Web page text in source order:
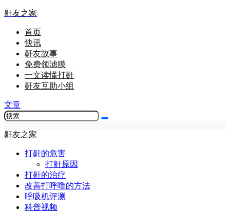
鼾友之家
首页
快讯
鼾友故事
免费领滤膜
一文读懂打鼾
鼾友互助小组
文章
鼾友之家
打鼾的危害
打鼾原因
打鼾的治疗
改善打呼噜的方法
呼吸机评测
科普视频